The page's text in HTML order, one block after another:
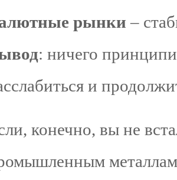
рынки –
: ничего
и
конечно, вы не